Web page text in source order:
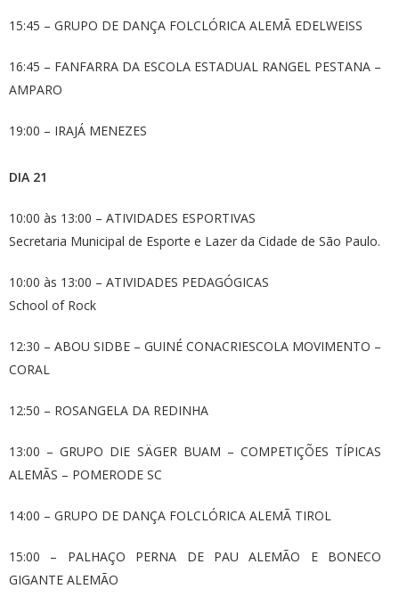
15:45 – GRUPO DE DANÇA FOLCLÓRICA ALEMÃ EDELWEISS
16:45 – FANFARRA DA ESCOLA ESTADUAL RANGEL PESTANA –
AMPARO
19:00 – IRAJÁ MENEZES
DIA 21
10:00 às 13:00 – ATIVIDADES ESPORTIVAS
Secretaria Municipal de Esporte e Lazer da Cidade de São Paulo.
10:00 às 13:00 – ATIVIDADES PEDAGÓGICAS
School of Rock
12:30 – ABOU SIDBE – GUINÉ CONACRIESCOLA MOVIMENTO –
CORAL
12:50 – ROSANGELA DA REDINHA
13:00 – GRUPO DIE SÄGER BUAM – COMPETIÇÕES TÍPICAS
ALEMÃS – POMERODE SC
14:00 – GRUPO DE DANÇA FOLCLÓRICA ALEMÃ TIROL
15:00 – PALHAÇO PERNA DE PAU ALEMÃO E BONECO
GIGANTE ALEMÃO